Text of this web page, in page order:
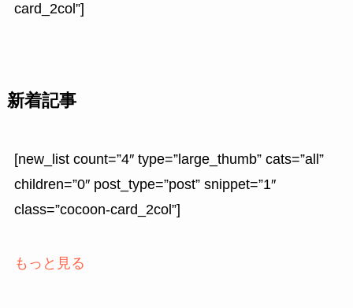
card_2col”]
新着記事
[new_list count=”4″ type=”large_thumb” cats=”all”
children=”0″ post_type=”post” snippet=”1″
class=”cocoon-card_2col”]
もっと見る